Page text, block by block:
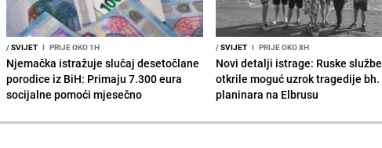
/SVIJET I PRIJE OKO 1H
Njemačka istražuje slučaj desetočlane
porodice iz BiH: Primaju 7.300 eura
socijalne pomoći mjesečno
/SVIJET I PRIJE OKO 8H
Novi detalji istrage: Ruske službe
otkrile moguć uzrok tragedije bh.
planinara na Elbrusu